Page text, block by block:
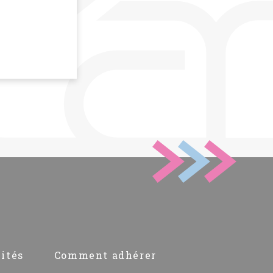
Comment adhérer